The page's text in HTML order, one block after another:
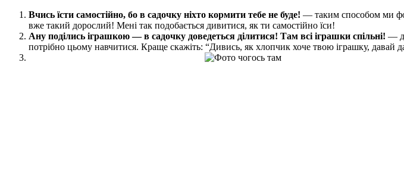
Вчись їсти самостійно, бо в садочку ніхто кормити тебе не буде! — таким способом ми
вже такий дорослий! Мені так подобається дивитися, як ти самостійно їси!
Ану поділись іграшкою — в садочку доведеться ділитися! Там всі іграшки спільні! —
потрібно цьому навчитися. Краще скажіть: “Дивись, як хлопчик хоче твою іграшку, давай